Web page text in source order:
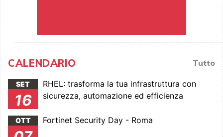
CALENDARIO Tutto
SET
16
RHEL: trasforma la tua infrastruttura con
sicurezza, automazione ed efficienza
OTT Fortinet Security Day - Roma